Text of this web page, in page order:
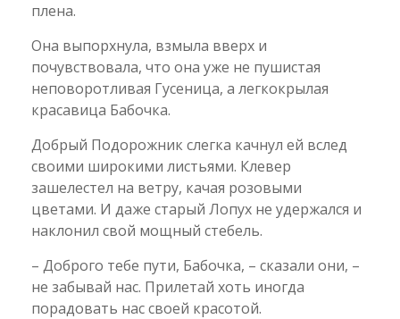
плена.
Она выпорхнула, взмыла вверх и
почувствовала, что она уже не пушистая
неповоротливая Гусеница, а легкокрылая
красавица Бабочка.
Добрый Подорожник слегка качнул ей вслед
своими широкими листьями. Клевер
зашелестел на ветру, качая розовыми
цветами. И даже старый Лопух не удержался и
наклонил свой мощный стебель.
– Доброго тебе пути, Бабочка, – сказали они, –
не забывай нас. Прилетай хоть иногда
порадовать нас своей красотой.